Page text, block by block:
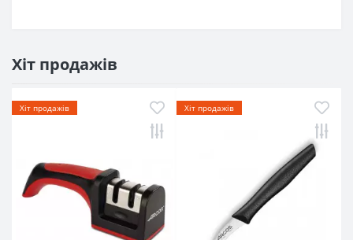
Хіт продажів
Хіт продажів Хіт продажів